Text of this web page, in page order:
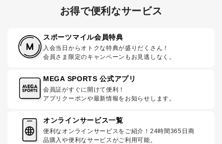
お得で便利なサービス
スポーツマイル会員特典
入会当日からオトクな特典が盛りだくさん！
会員さま限定のキャンペーンもお見逃しなく。
MEGA SPORTS 公式アプリ
会員証がすぐに開けて便利！
アプリクーポンや最新情報をお知らせします。
オンラインサービス一覧
便利なオンラインサービスをご紹介！24時間365日商
品購入や便利なサービスがご利用可能。